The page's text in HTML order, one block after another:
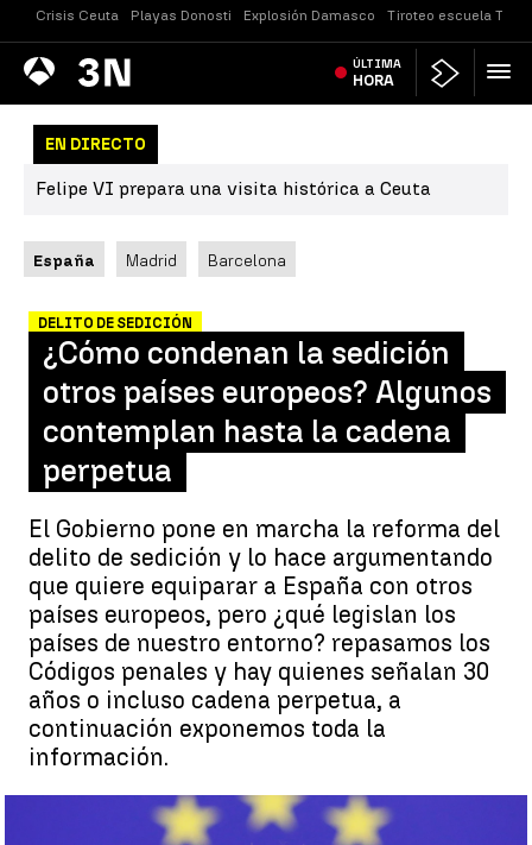
Crisis Ceuta Playas Donosti Explosión Damasco Tiroteo escuela
Antena
3 Noticias ÚLTIMA
HORA
EN DIRECTO
Felipe VI prepara una visita histórica a Ceuta
España Madrid Barcelona
DELITO DE SEDICIÓN
¿Cómo condenan la sedición
otros países europeos? Algunos
contemplan hasta la cadena
perpetua
El Gobierno pone en marcha la reforma del
delito de sedición y lo hace argumentando
que quiere equiparar a España con otros
países europeos, pero ¿qué legislan los
países de nuestro entorno? repasamos los
Códigos penales y hay quienes señalan 30
años o incluso cadena perpetua, a
continuación exponemos toda la
información.
El delito de sedición en otros países de Europa |